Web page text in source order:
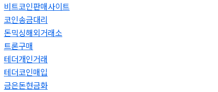
비트코인판매사이트
코인송금대리
돈믹싱해외거래소
트론구매
테더개인거래
테더코인매입
금은돈현금화